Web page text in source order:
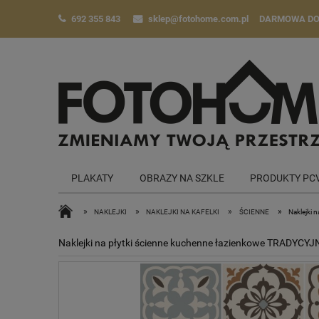
692 355 843 sklep@fotohome.com.pl DARMOWA
PLAKATY OBRAZY NA SZKLE PRODUKTY
» NAKLEJKI » NAKLEJKI NA KAFELKI » ŚCIENNE » Naklejki
Naklejki na płytki ścienne kuchenne łazienkowe